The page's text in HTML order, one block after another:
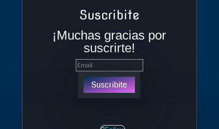
Suscribite
¡Muchas gracias por
suscrirte!
Suscribite